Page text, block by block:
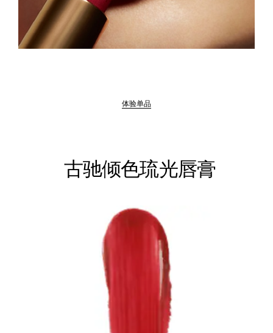
体验单品
古驰倾色琉光唇膏